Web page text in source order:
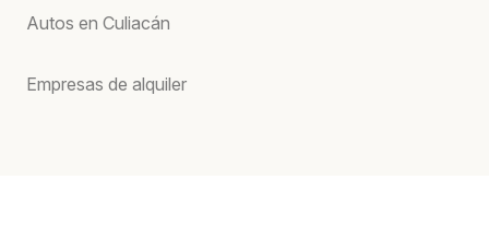
Autos en Culiacán
Empresas de alquiler